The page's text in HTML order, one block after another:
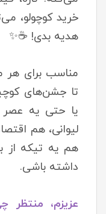
خرید کوچولو،
هدیه بدی! ☕✨
مناسب برای هر
تا جشن‌های
یا حتی یه عصر
لیوانی، هم
هم یه تیکه از
داشته باشی.
عزیزم،